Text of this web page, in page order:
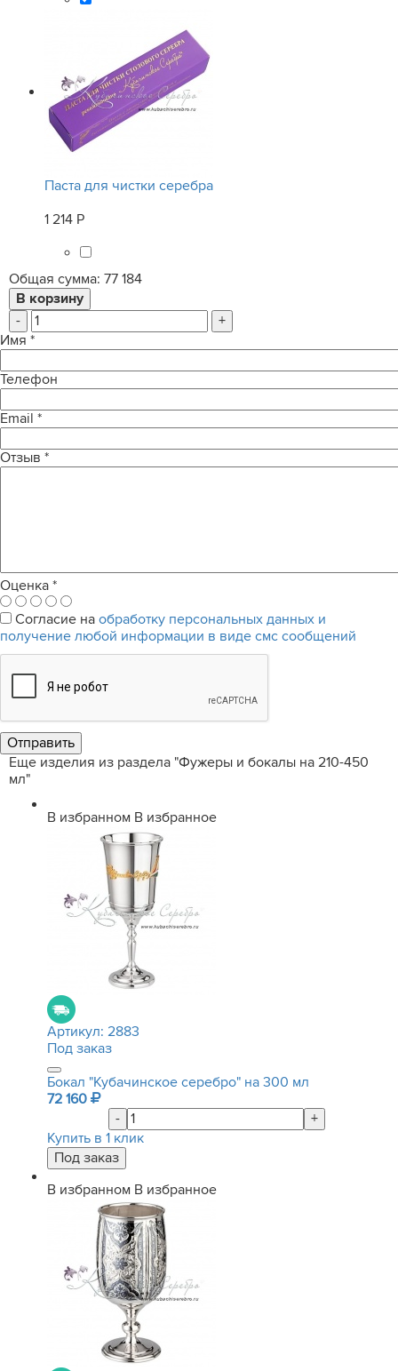
Паста для чистки серебра
1 214 Р
Общая сумма: 77 184
-
+
Имя *
Телефон
Email *
Отзыв *
Оценка *
Согласие на обработку персональных данных и
получение любой информации в виде смс сообщений
Еще изделия из раздела "Фужеры и бокалы на 210-450
мл"
В избранном В избранное
Артикул: 2883
Под заказ
Бокал "Кубачинское серебро" на 300 мл
72 160
-
+
Купить в 1 клик
В избранном В избранное